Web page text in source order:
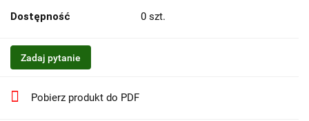
Dostępność 0 szt.
Zadaj pytanie
Pobierz produkt do PDF